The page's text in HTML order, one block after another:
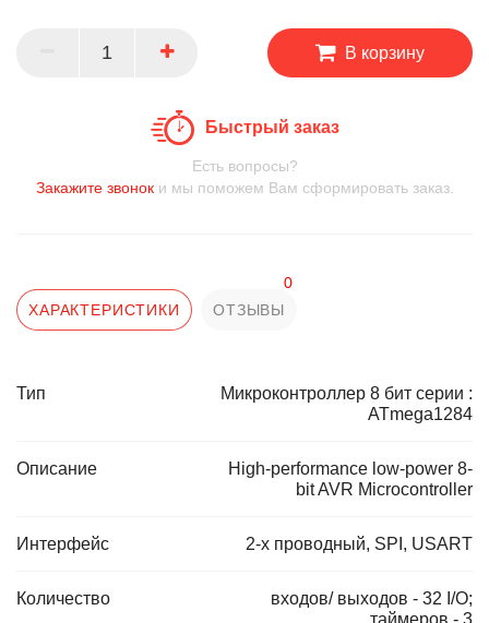
В корзину
Быстрый заказ
Есть вопросы?
Закажите звоноки мы поможем Вам сформировать заказ.
ХАРАКТЕРИСТИКИ ОТЗЫВЫ
0
Тип
Микроконтроллер 8 бит серии :
ATmega1284
Описание
High-performance low-power 8-
bit AVR Microcontroller
Интерфейс 2-х проводный, SPI, USART
Количество
входов/ выходов - 32 I/O;
таймеров - 3